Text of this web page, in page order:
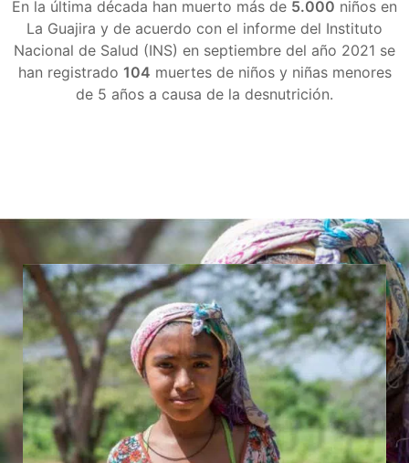
En la última década han muerto más de 5.000 niños en
La Guajira y de acuerdo con el informe del Instituto
Nacional de Salud (INS) en septiembre del año 2021 se
han registrado 104 muertes de niños y niñas menores
de 5 años a causa de la desnutrición.